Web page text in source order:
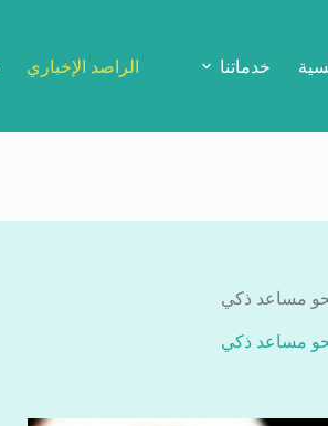
خدماتنا الراصد الإخباري
مساعد ذكي
مساعد ذكي